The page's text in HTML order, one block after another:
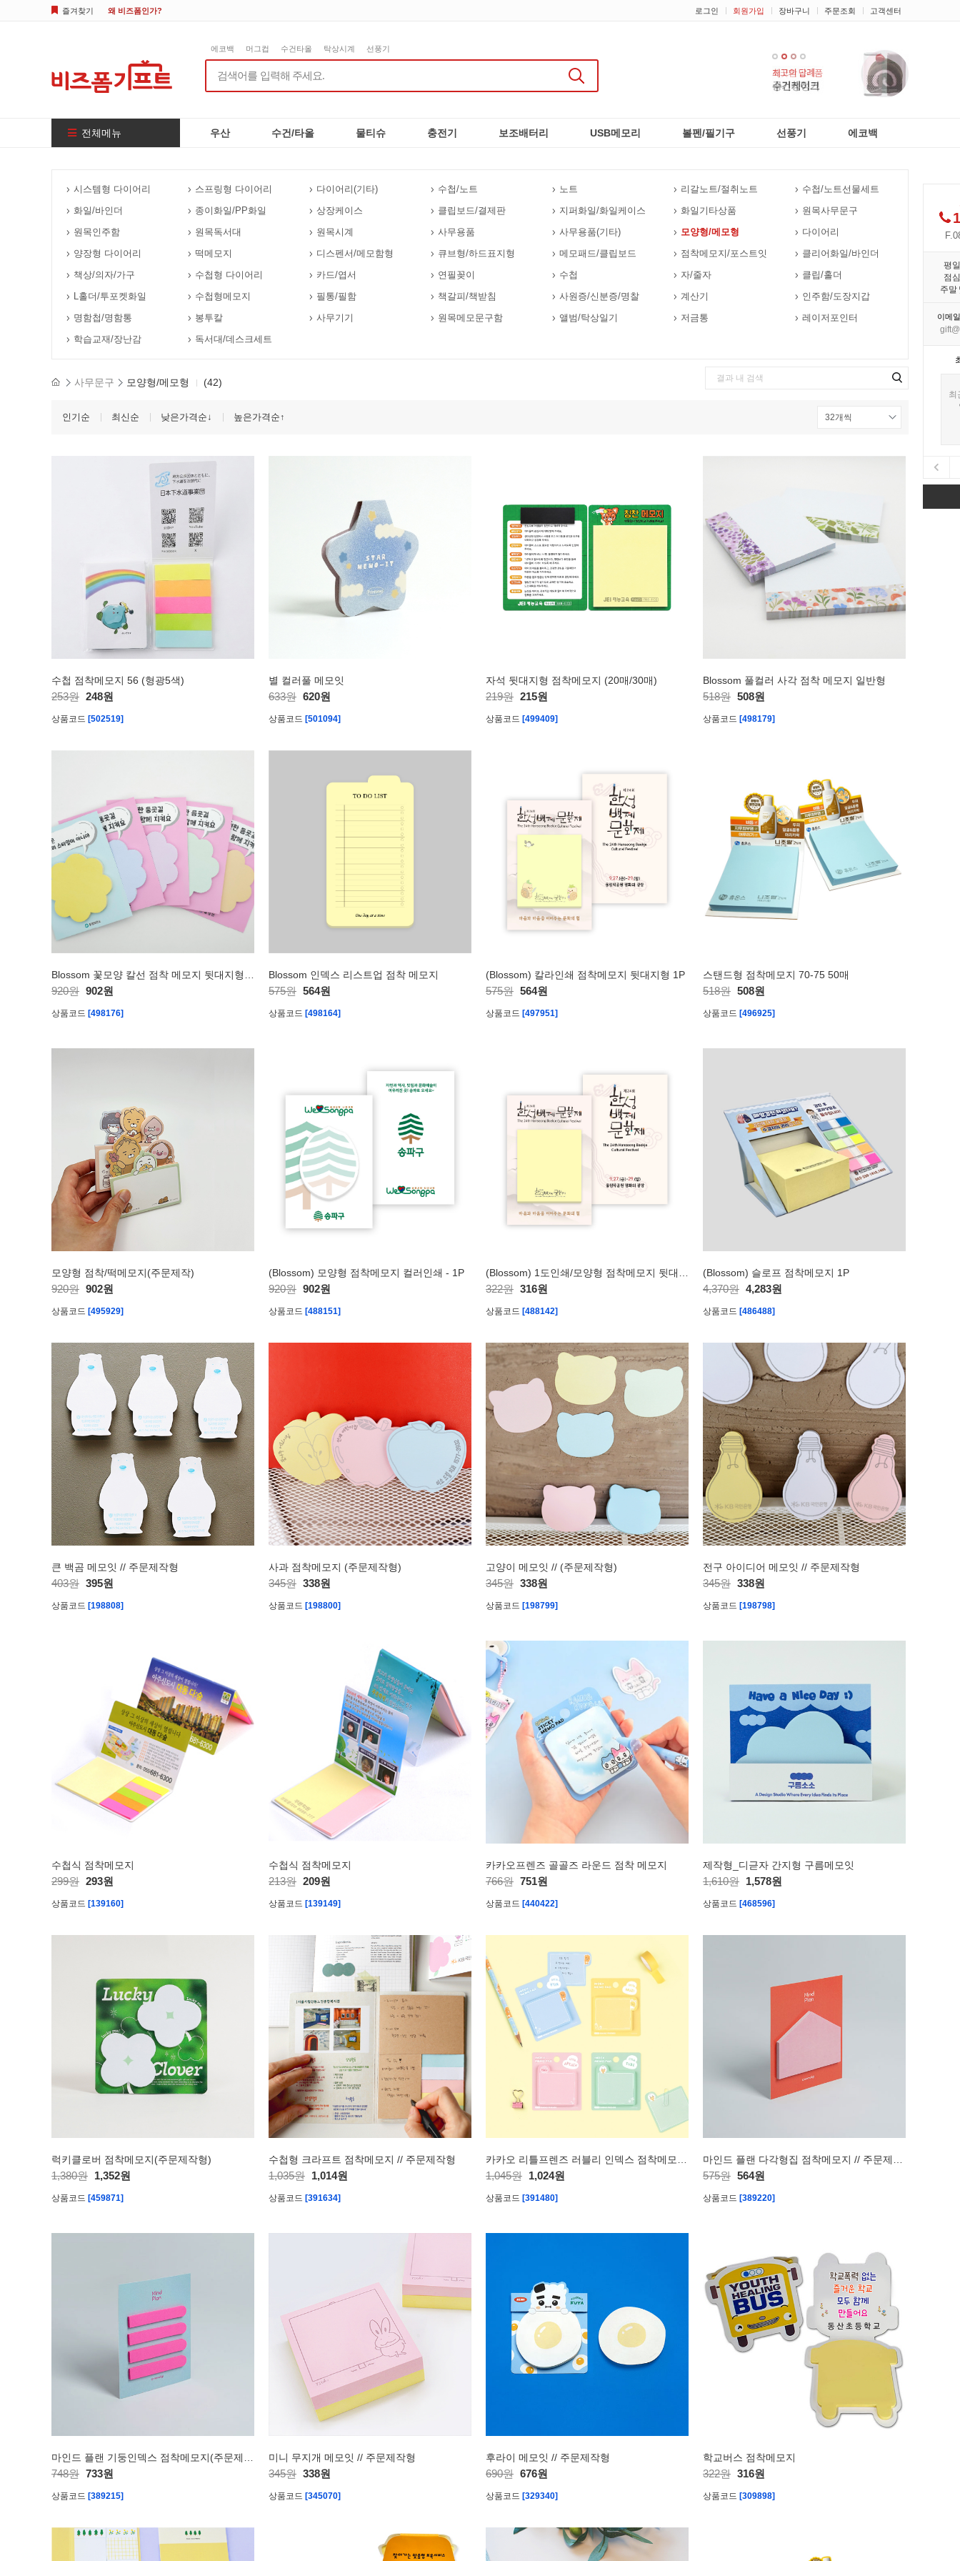
즐겨찾기 왜 비즈폼인가? 로그인 회원가입 장바구니 주문조회 고객센터
에코백 머그컵 수건타올 탁상시계 선풍기
1 2 3 4
전체메뉴 우산 수건/타올 물티슈 충전기 보조배터리 USB메모리 볼펜/필기구 선풍기 에코백
평일
점심
주말
이메
최
시스템형 다이어리 스프링형 다이어리 다이어리(기타) 수첩/노트 노트 리갈노트/절취노트
수첩/노트선물세트
화일/바인더
종이화일/PP화일 상장케이스 클립보드/결제판 지퍼화일/화일케이스 화일기타상품
원목사무문구
원목인주함
원목독서대 원목시계 사무용품 사무용품(기타) 모양형/메모형
다이어리
양장형 다이어리
떡메모지 디스펜서/메모함형 큐브형/하드표지형 메모패드/클립보드 점착메모지/포스트잇
클리어화일/바인더
책상/의자/가구
수첩형 다이어리 카드/엽서 연필꽂이 수첩 자/줄자
클립/홀더
L홀더/투포켓화일
수첩형메모지 필통/필함 책갈피/책받침 사원증/신분증/명찰 계산기
인주함/도장지갑
명함첩/명함통
봉투칼 사무기기 원목메모문구함 앨범/탁상일기 저금통
레이저포인터
학습교재/장난감
독서대/데스크세트
사무문구 모양형/메모형 (42)
인기순 최신순 낮은가격순↓ 높은가격순↑
수첩 점착메모지 56 (형광5색)
253원 248원
상품코드 [502519]
별 컬러풀 메모잇
633원 620원
상품코드 [501094]
자석 뒷대지형 점착메모지 (20매/30매)
219원 215원
상품코드 [499409]
Blossom 풀컬러 사각 점착 메모지 일반형
518원 508원
상품코드 [498179]
920원 902원
상품코드 [498176]
Blossom 인덱스 리스트업 점착 메모지
575원 564원
상품코드 [498164]
(Blossom) 칼라인쇄 점착메모지 뒷대지형 1P
575원 564원
상품코드 [497951]
스탠드형 점착메모지 70-75 50매
518원 508원
상품코드 [496925]
모양형 점착/떡메모지(주문제작)
920원 902원
상품코드 [495929]
(Blossom) 모양형 점착메모지 컬러인쇄 - 1P
920원 902원
상품코드 [488151]
322원 316원
상품코드 [488142]
(Blossom) 슬로프 점착메모지 1P
4,370원 4,283원
상품코드 [486488]
큰 백곰 메모잇 // 주문제작형
403원 395원
상품코드 [198808]
사과 점착메모지 (주문제작형)
345원 338원
상품코드 [198800]
고양이 메모잇 // (주문제작형)
345원 338원
상품코드 [198799]
전구 아이디어 메모잇 // 주문제작형
345원 338원
상품코드 [198798]
수첩식 점착메모지
299원 293원
상품코드 [139160]
수첩식 점착메모지
213원 209원
상품코드 [139149]
카카오프렌즈 골골즈 라운드 점착 메모지
766원 751원
상품코드 [440422]
제작형_디귿자 간지형 구름메모잇
1,610원 1,578원
상품코드 [468596]
럭키클로버 점착메모지(주문제작형)
1,380원 1,352원
상품코드 [459871]
수첩형 크라프트 점착메모지 // 주문제작형
1,035원 1,014원
상품코드 [391634]
1,045원 1,024원
상품코드 [391480]
575원 564원
상품코드 [389220]
748원 733원
상품코드 [389215]
미니 무지개 메모잇 // 주문제작형
345원 338원
상품코드 [345070]
후라이 메모잇 // 주문제작형
690원 676원
상품코드 [329340]
학교버스 점착메모지
322원 316원
상품코드 [309898]